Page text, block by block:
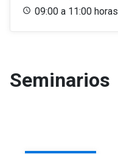
09:00 a 11:00 horas
Seminarios